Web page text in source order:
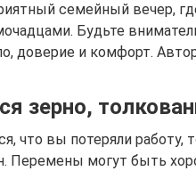
семейный вечер,
Будьте
доверие и комфорт.
зерно,
что вы потеряли работу,
Перемены могут быть